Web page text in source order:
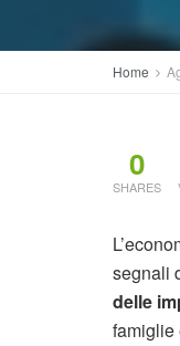
Home
0
SHARES
segnali
delle
famiglie